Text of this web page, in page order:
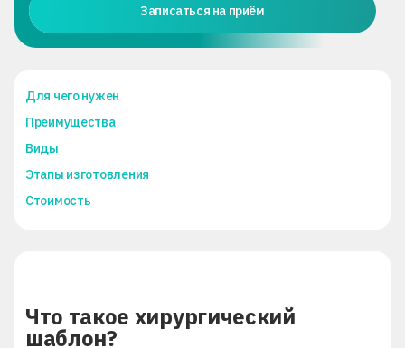
Записаться на приём
Для чего нужен
Преимущества
Виды
Этапы изготовления
Стоимость
Что такое хирургический
шаблон?